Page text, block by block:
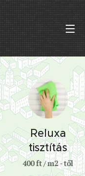
Reluxa
tisztítás
400 ft / m2 - től